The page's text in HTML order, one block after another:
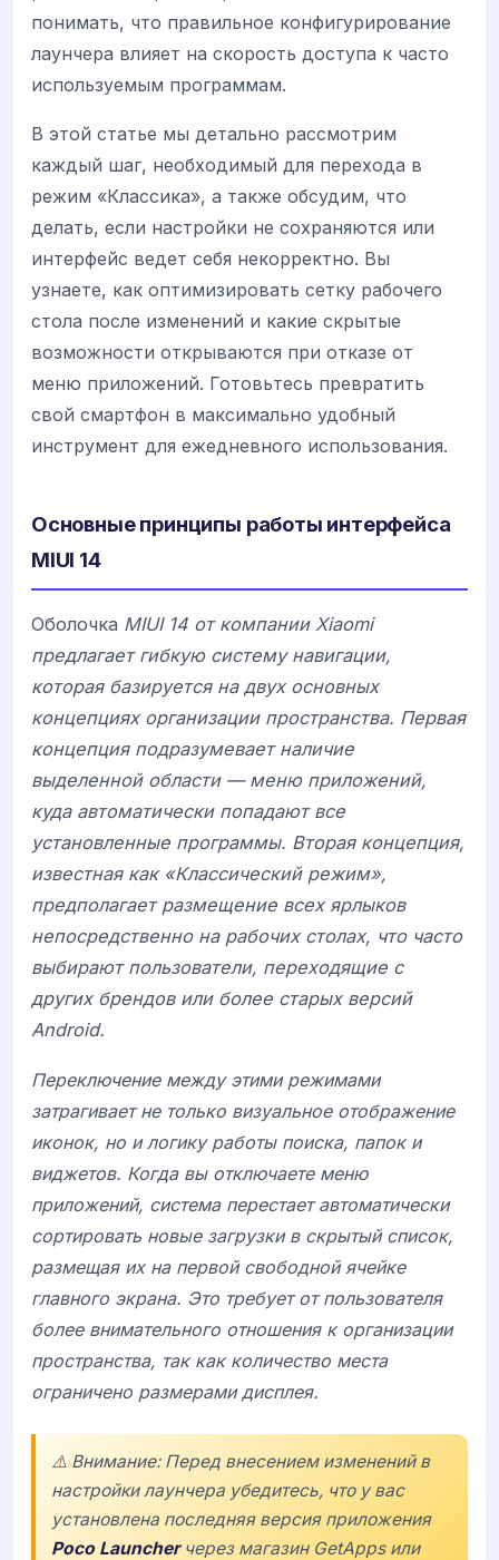
понимать, что правильное конфигурирование
лаунчера влияет на скорость доступа к часто
используемым программам.
В этой статье мы детально рассмотрим
каждый шаг, необходимый для перехода в
режим «Классика», а также обсудим, что
делать, если настройки не сохраняются или
интерфейс ведет себя некорректно. Вы
узнаете, как оптимизировать сетку рабочего
стола после изменений и какие скрытые
возможности открываются при отказе от
меню приложений. Готовьтесь превратить
свой смартфон в максимально удобный
инструмент для ежедневного использования.
Основные принципы работы интерфейса
MIUI 14
Оболочка MIUI 14 от компании Xiaomi
предлагает гибкую систему навигации,
которая базируется на двух основных
концепциях организации пространства. Первая
концепция подразумевает наличие
выделенной области — меню приложений,
куда автоматически попадают все
установленные программы. Вторая концепция,
известная как «Классический режим»,
предполагает размещение всех ярлыков
непосредственно на рабочих столах, что часто
выбирают пользователи, переходящие с
других брендов или более старых версий
Android.
Переключение между этими режимами
затрагивает не только визуальное отображение
иконок, но и логику работы поиска, папок и
виджетов. Когда вы отключаете меню
приложений, система перестает автоматически
сортировать новые загрузки в скрытый список,
размещая их на первой свободной ячейке
главного экрана. Это требует от пользователя
более внимательного отношения к организации
пространства, так как количество места
ограничено размерами дисплея.
⚠️ Внимание: Перед внесением изменений в
настройки лаунчера убедитесь, что у вас
установлена последняя версия приложения
Poco Launcherчерез магазин GetAppsили